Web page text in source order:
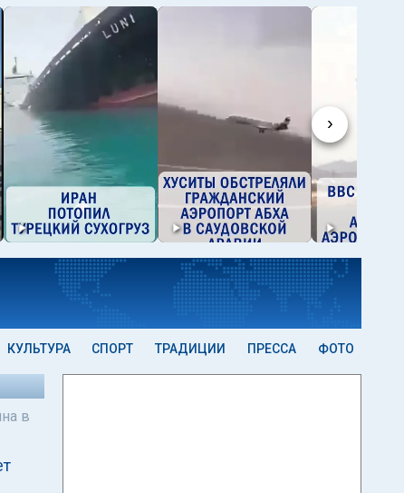
›
КУЛЬТУРА СПОРТ ТРАДИЦИИ ПРЕССА ФОТО
в